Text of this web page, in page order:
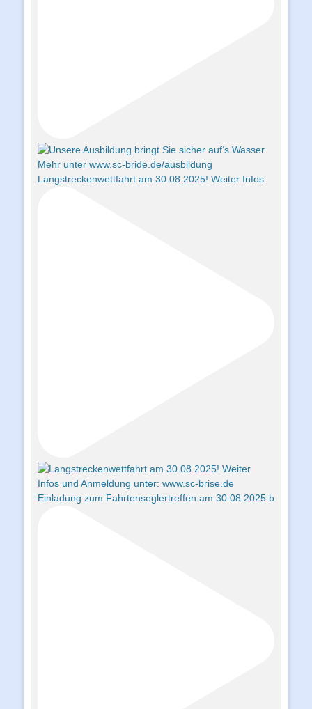
Langstreckenwettfahrt am 30.08.2025! Weiter Infos
Einladung zum Fahrtenseglertreffen am 30.08.2025 b